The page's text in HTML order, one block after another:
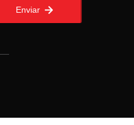
Enviar